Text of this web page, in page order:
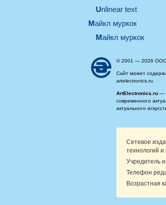
Unlinear text
майкл муркок
майкл муркок
© 2001 — 2026 ООО
Сайт может
artelectronics.ru.
ArtElectronics.ru —
современного
актуального
Сетевое
технологий
Учредитель
Телефон
Возрастная